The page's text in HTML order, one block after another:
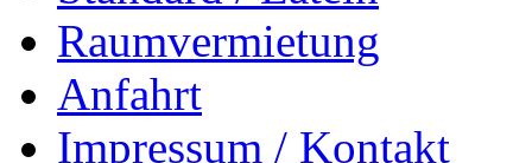
Raumvermietung
Anfahrt
Impressum / Kontakt